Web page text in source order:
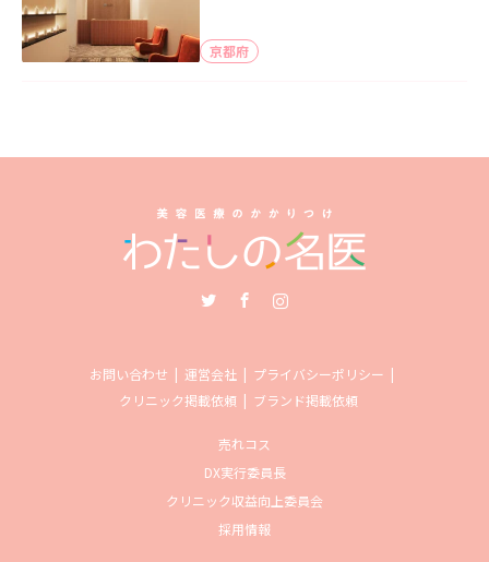
京都府
お問い合わせ 運営会社
プライバシーポリシー
クリニック掲載依頼
ブランド掲載依頼
売れコス
DX実行委員長
クリニック収益向上委員会
採用情報